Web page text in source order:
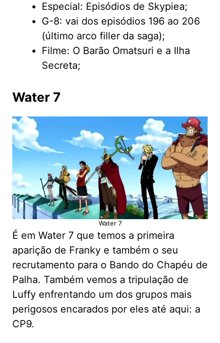
Especial: Episódios de Skypiea;
G-8: vai dos episódios 196 ao 206
(último arco filler da saga);
Filme: O Barão Omatsuri e a Ilha
Secreta;
Water 7
Water 7
É em Water 7 que temos a primeira
aparição de Franky e também o seu
recrutamento para o Bando do Chapéu de
Palha. Também vemos a tripulação de
Luffy enfrentando um dos grupos mais
perigosos encarados por eles até aqui: a
CP9.